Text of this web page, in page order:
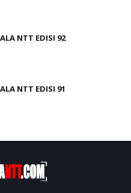
NTT EDISI 92
NTT EDISI 91